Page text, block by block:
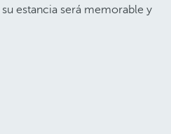
estancia será memorable y